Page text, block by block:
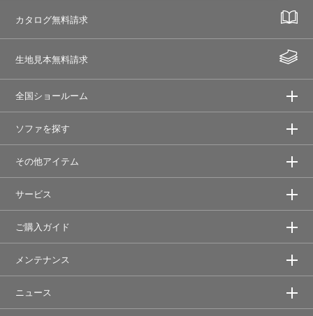
カタログ無料請求
生地見本無料請求
全国ショールーム
ソファを探す
その他アイテム
サービス
ご購入ガイド
メンテナンス
ニュース